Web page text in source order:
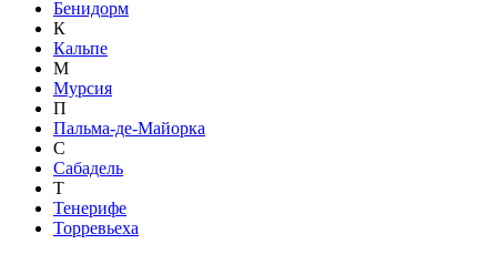
Бенидорм
К
Кальпе
М
Мурсия
П
Пальма-де-Майорка
С
Сабадель
Т
Тенерифе
Торревьеха